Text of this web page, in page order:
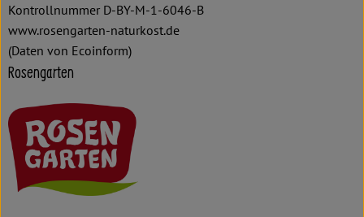
Kontrollnummer D-BY-M-1-6046-B
www.rosengarten-naturkost.de
(Daten von Ecoinform)
Rosengarten